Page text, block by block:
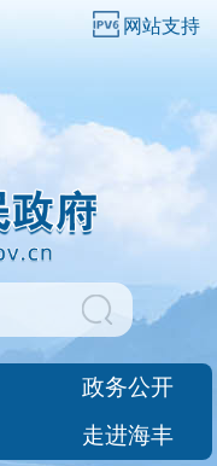
网站支持
政务公开
走进海丰